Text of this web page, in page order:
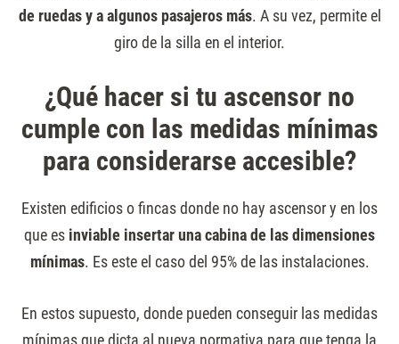
de ruedas y a algunos pasajeros más. A su vez, permite el
giro de la silla en el interior.
¿Qué hacer si tu ascensor no
cumple con las medidas mínimas
para considerarse accesible?
Existen edificios o fincas donde no hay ascensor y en los
que es inviable insertar una cabina de las dimensiones
mínimas. Es este el caso del 95% de las instalaciones.
En estos supuesto, donde pueden conseguir las medidas